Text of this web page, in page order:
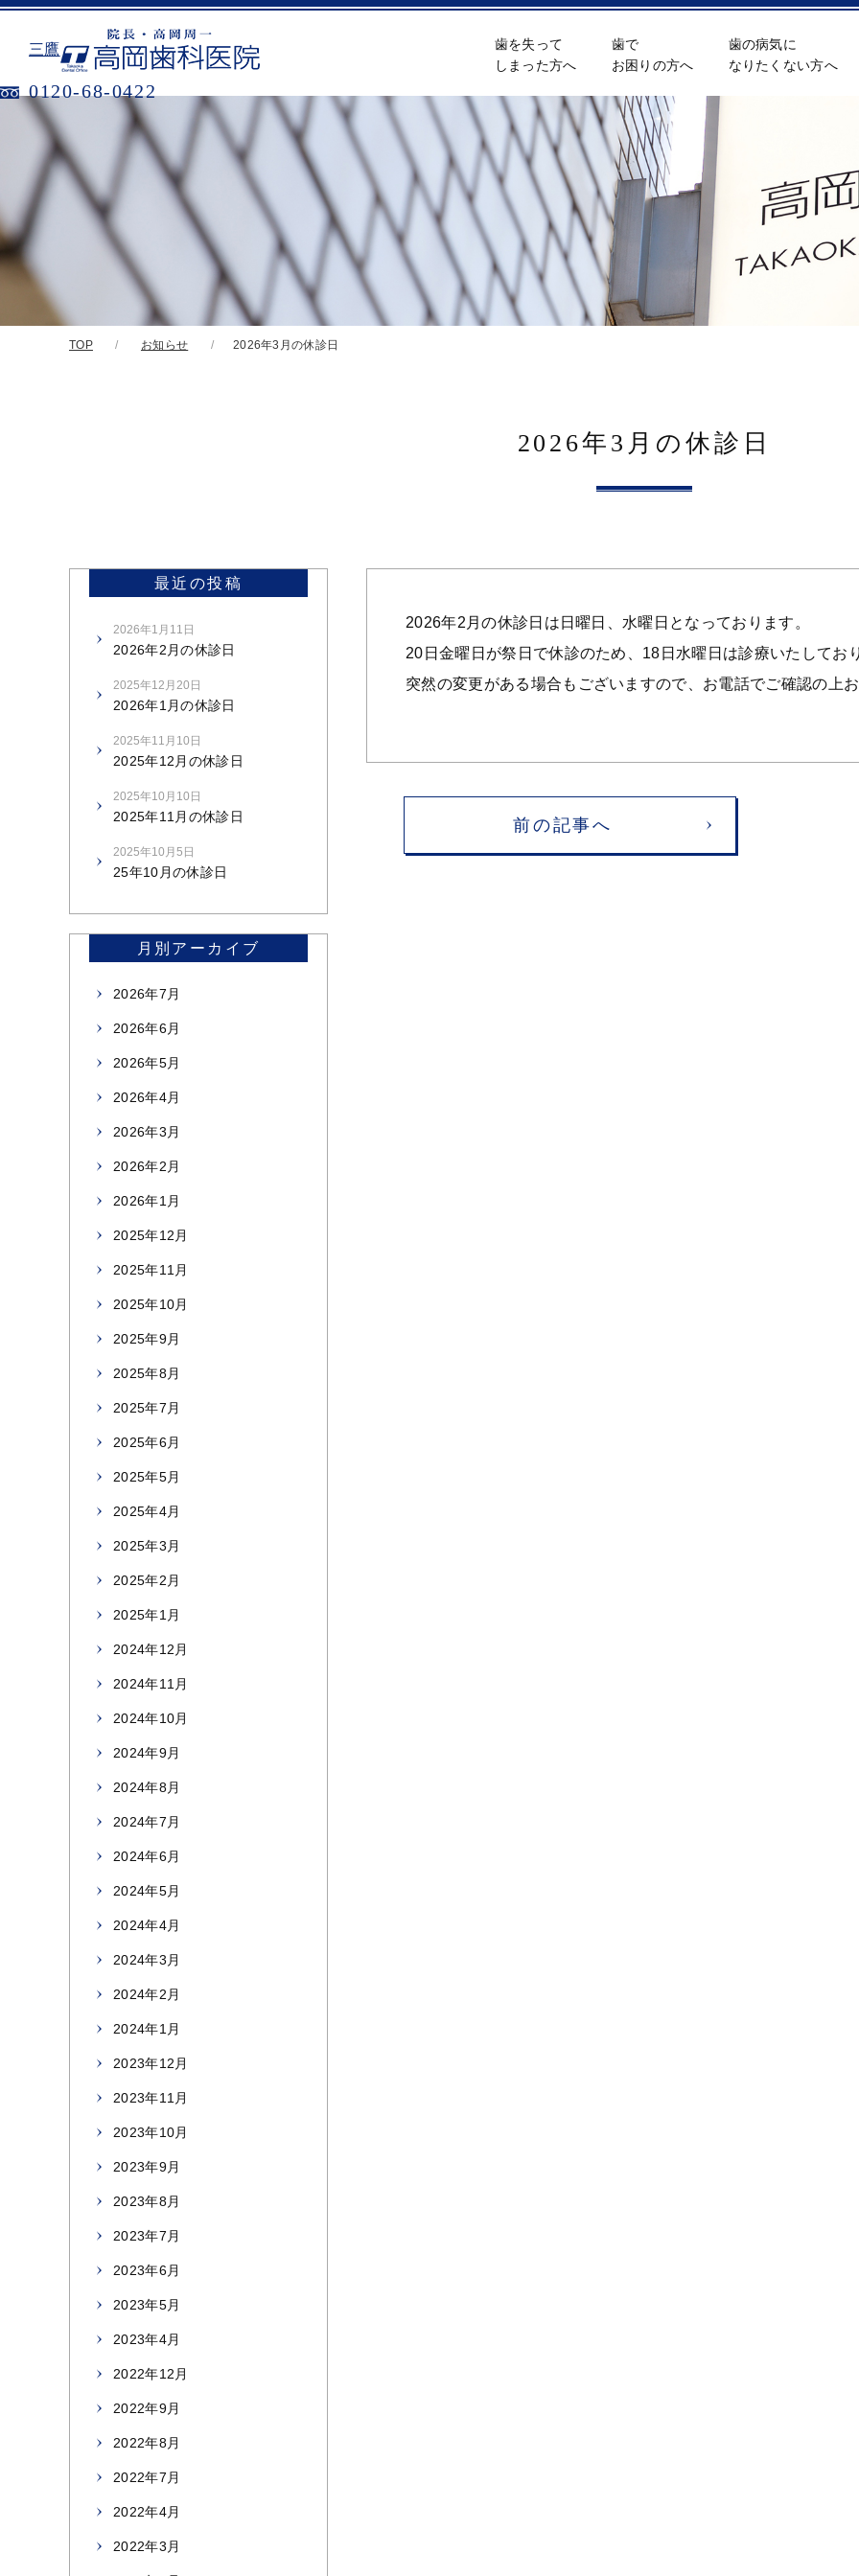
三鷹
0120-68-0422
歯を失って
しまった方へ
歯で
お困りの方へ
歯の病気に
なりたくない方へ
TOP お知らせ 2026年3月の休診日
2026年3月の休診日
2026年2月の休診日は日曜日、水曜日となっております。
20日金曜日が祭日で休診のため、18日水曜日は診療いたしてお
突然の変更がある場合もございますので、お電話でご確認の上お
前の記事へ
最近の投稿
2026年1月11日
2026年2月の休診日
2025年12月20日
2026年1月の休診日
2025年11月10日
2025年12月の休診日
2025年10月10日
2025年11月の休診日
2025年10月5日
25年10月の休診日
月別アーカイブ
2026年7月
2026年6月
2026年5月
2026年4月
2026年3月
2026年2月
2026年1月
2025年12月
2025年11月
2025年10月
2025年9月
2025年8月
2025年7月
2025年6月
2025年5月
2025年4月
2025年3月
2025年2月
2025年1月
2024年12月
2024年11月
2024年10月
2024年9月
2024年8月
2024年7月
2024年6月
2024年5月
2024年4月
2024年3月
2024年2月
2024年1月
2023年12月
2023年11月
2023年10月
2023年9月
2023年8月
2023年7月
2023年6月
2023年5月
2023年4月
2022年12月
2022年9月
2022年8月
2022年7月
2022年4月
2022年3月